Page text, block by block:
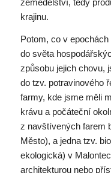
krajinu.
Potom, co v epochách
do světa
způsobu jejich chovu,
do tzv. potravinového
farmy, kde jsme měli
krávu a počáteční
z navštívených farem
Město), a jedna tzv.
ekologická) v
architekturou nebo